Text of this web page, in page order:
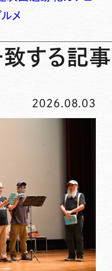
メ
致する記事
2026.08.03